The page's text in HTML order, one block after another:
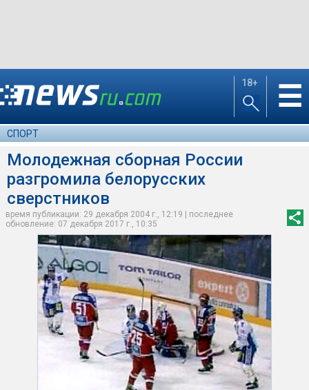
18+ ☰
СПОРТ
Молодежная сборная России
разгромила белорусских
сверстников
время публикации: 29 декабря 2004 г., 12:19 | последнее
обновление: 07 декабря 2017 г., 10:35